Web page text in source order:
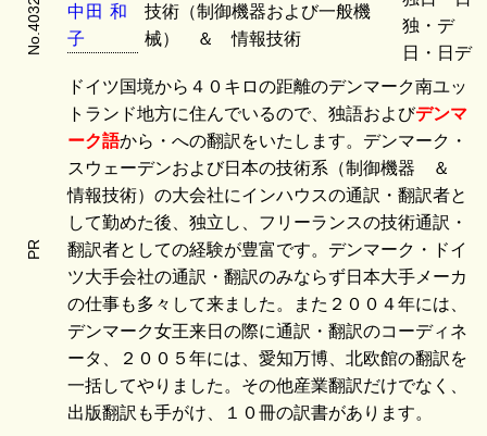
No.4032 中 田 和
子
技術（制御機器および一般機
械） ＆ 情報技術
独・デ
日・日デ
PR
ドイツ国境から４０キロの距離のデンマーク南ユッ
トランド地方に住んでいるので、独語およびデンマ
ーク語から・への翻訳をいたします。デンマーク・
スウェーデンおよび日本の技術系（制御機器 ＆
情報技術）の大会社にインハウスの通訳・翻訳者と
して勤めた後、独立し、フリーランスの技術通訳・
翻訳者としての経験が豊富です。デンマーク・ドイ
ツ大手会社の通訳・翻訳のみならず日本大手メーカ
の仕事も多々して来ました。また２００４年には、
デンマーク女王来日の際に通訳・翻訳のコーディネ
ータ、２００５年には、愛知万博、北欧館の翻訳を
一括してやりました。その他産業翻訳だけでなく、
出版翻訳も手がけ、１０冊の訳書があります。